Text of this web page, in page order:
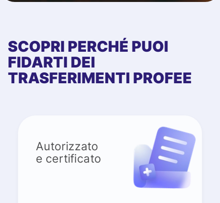
SCOPRI PERCHÉ PUOI
FIDARTI DEI
TRASFERIMENTI PROFEE
Autorizzato
e certificato